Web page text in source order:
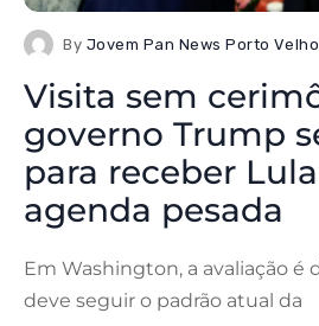
By Jovem Pan News Porto Velho
Visita sem
governo Trump
para receber
agenda pesada
Em Washington, a avaliação é
deve seguir o padrão atual da